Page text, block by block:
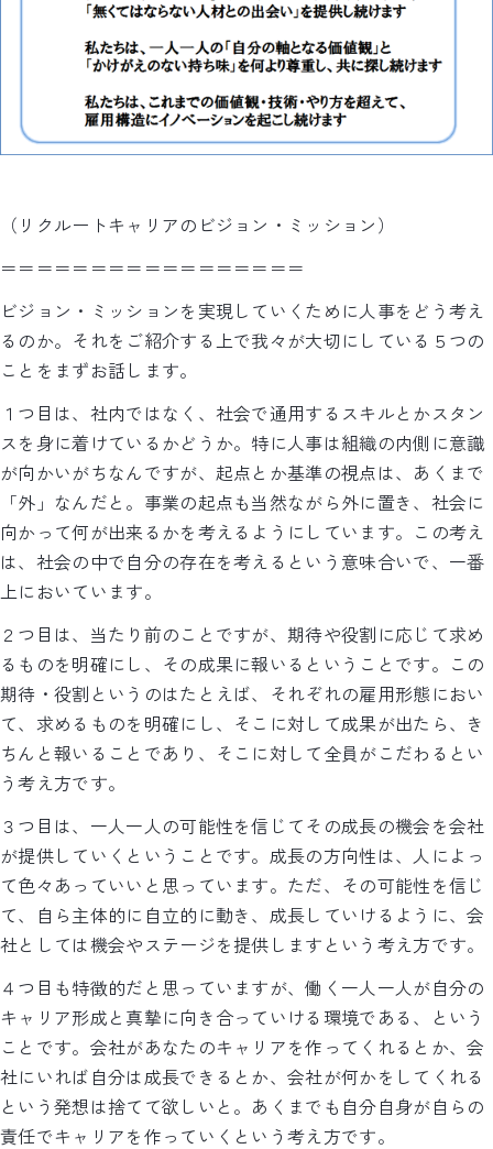
（リクルートキャリアのビジョン・ミッション）
＝＝＝＝＝＝＝＝＝＝＝＝＝＝＝＝＝
ビジョン・ミッションを実現していくために人事をどう考え
るのか。それをご紹介する上で我々が大切にしている５つの
ことをまずお話します。
１つ目は、社内ではなく、社会で通用するスキルとかスタン
スを身に着けているかどうか。特に人事は組織の内側に意識
が向かいがちなんですが、起点とか基準の視点は、あくまで
「外」なんだと。事業の起点も当然ながら外に置き、社会に
向かって何が出来るかを考えるようにしています。この考え
は、社会の中で自分の存在を考えるという意味合いで、一番
上においています。
２つ目は、当たり前のことですが、期待や役割に応じて求め
るものを明確にし、その成果に報いるということです。この
期待・役割というのはたとえば、それぞれの雇用形態におい
て、求めるものを明確にし、そこに対して成果が出たら、き
ちんと報いることであり、そこに対して全員がこだわるとい
う考え方です。
３つ目は、一人一人の可能性を信じてその成長の機会を会社
が提供していくということです。成長の方向性は、人によっ
て色々あっていいと思っています。ただ、その可能性を信じ
て、自ら主体的に自立的に動き、成長していけるように、会
社としては機会やステージを提供しますという考え方です。
４つ目も特徴的だと思っていますが、働く一人一人が自分の
キャリア形成と真摯に向き合っていける環境である、という
ことです。会社があなたのキャリアを作ってくれるとか、会
社にいれば自分は成長できるとか、会社が何かをしてくれる
という発想は捨てて欲しいと。あくまでも自分自身が自らの
責任でキャリアを作っていくという考え方です。